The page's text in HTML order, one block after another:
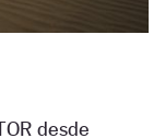
desde